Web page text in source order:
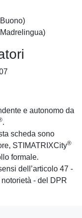
e autonomo da
.
scheda sono
STIMATRIXCity®
formale.
dell’articolo 47 -
- del DPR